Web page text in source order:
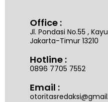
Office :
Jl. Pondasi No.55 ,
Jakarta-Timur 13210
Hotline :
0896 7705 7552
Email :